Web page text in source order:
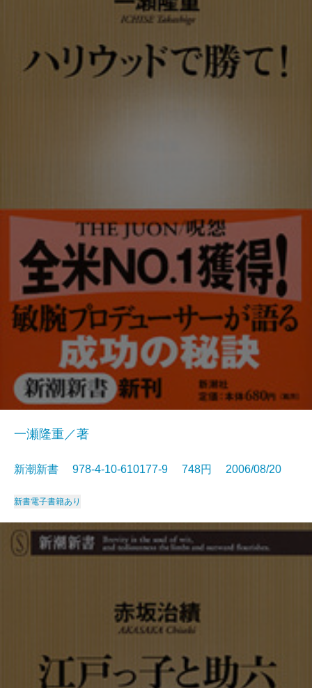
一瀬隆重／著
新潮新書 978-4-10-610177-9 748円 2006/08/20
新書電子書籍あり